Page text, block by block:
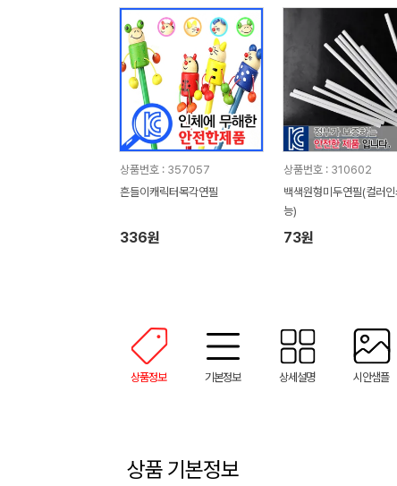
상품번호 : 357057
흔들이캐릭터목각연필
336원
상품번호 : 310602
백색원형미두연필(컬러
능)
73원
상품정보 기본정보 상세설명 시안샘플
상품 기본정보